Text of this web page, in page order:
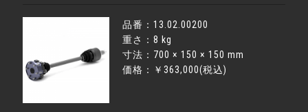
品番：13.02.00200
重さ：8 kg
寸法：700 × 150 × 150 mm
価格：￥363,000(税込)